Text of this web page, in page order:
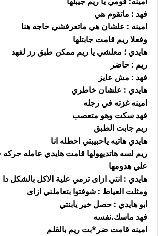
فهد : ماتقوم هي
امينه : علشان هي ماتعرفشي حاجه هنا
وفعلا ريم قامت جابتلها
هايدي ؛ معلشي يا ريم ممكن طبق رز لفهد
ريم : حاضر
فهد : مش عايز
هايدي : علشان خاطري
امينه غزته في رجله
فهد سكت وهو متعصب
ريم جابت الطبق
هايدي هاتيه ياحبيبتي احطله انا
ريم لسه هاتديهولها قامت هايدي عامله
علي هدومها
هايدي : انتي ازاى ترمي علية الاكل بالشكل دا
ومثلت العياط : شوفتوا بتعاملني ازاى
ابو هايدي : حصل خير يابنتي
فهد ماسك.نفسه
امينه قامت ضر*بت ريم بالقلم